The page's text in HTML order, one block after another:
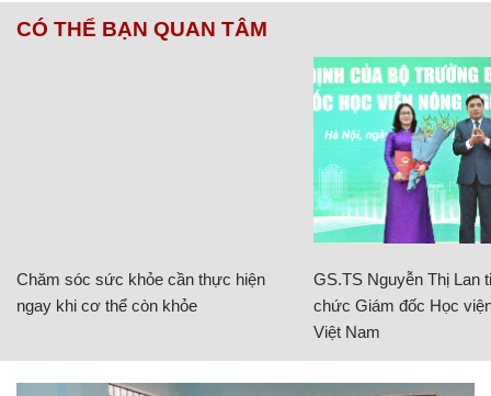
CÓ THỂ BẠN QUAN TÂM
Chăm sóc sức khỏe cần thực hiện
ngay khi cơ thể còn khỏe
GS.TS Nguyễn Thị Lan
chức Giám đốc Học
Việt Nam